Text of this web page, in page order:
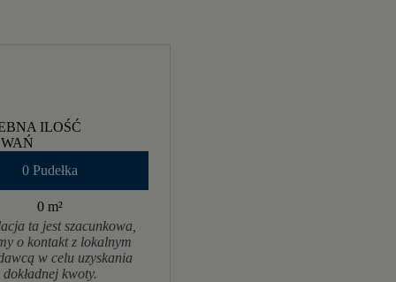
ILOŚĆ
0 Pudełka
0 m²
ta jest szacunkowa,
o kontakt z lokalnym
w celu uzyskania
dokładnej kwoty.